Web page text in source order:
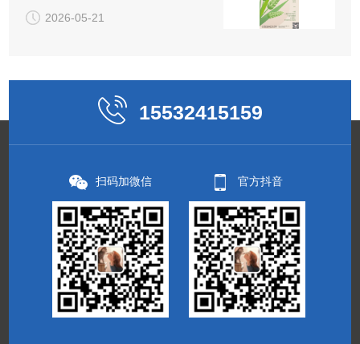
的"小小圆满"
2026-05-21
15532415159
扫码加微信 官方抖音